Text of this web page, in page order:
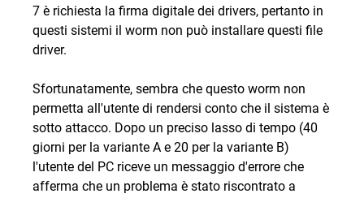
7 è richiesta la firma digitale dei drivers, pertanto in
questi sistemi il worm non può installare questi file
driver.
Sfortunatamente, sembra che questo worm non
permetta all'utente di rendersi conto che il sistema è
sotto attacco. Dopo un preciso lasso di tempo (40
giorni per la variante A e 20 per la variante B)
l'utente del PC riceve un messaggio d'errore che
afferma che un problema è stato riscontrato a